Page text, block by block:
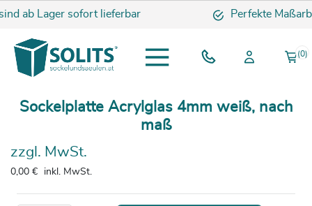
ab Lager sofort lieferbar Perfekte
(0)
Sockelplatte Acrylglas 4mm weiß, nach
maß
zzgl. MwSt.
0,00 € inkl. MwSt.